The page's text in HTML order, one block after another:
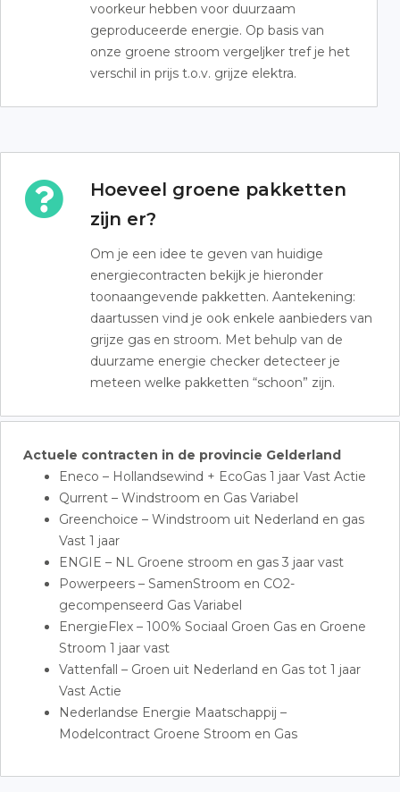
voorkeur hebben voor duurzaam
geproduceerde energie. Op basis van
onze groene stroom vergeljker tref je het
verschil in prijs t.o.v. grijze elektra.
Hoeveel groene pakketten
zijn er?
Om je een idee te geven van huidige
energiecontracten bekijk je hieronder
toonaangevende pakketten. Aantekening:
daartussen vind je ook enkele aanbieders van
grijze gas en stroom. Met behulp van de
duurzame energie checker detecteer je
meteen welke pakketten “schoon” zijn.
Actuele contracten in de provincie Gelderland
Eneco – Hollandsewind + EcoGas 1 jaar Vast Actie
Qurrent – Windstroom en Gas Variabel
Greenchoice – Windstroom uit Nederland en gas
Vast 1 jaar
ENGIE – NL Groene stroom en gas 3 jaar vast
Powerpeers – SamenStroom en CO2-
gecompenseerd Gas Variabel
EnergieFlex – 100% Sociaal Groen Gas en Groene
Stroom 1 jaar vast
Vattenfall – Groen uit Nederland en Gas tot 1 jaar
Vast Actie
Nederlandse Energie Maatschappij –
Modelcontract Groene Stroom en Gas